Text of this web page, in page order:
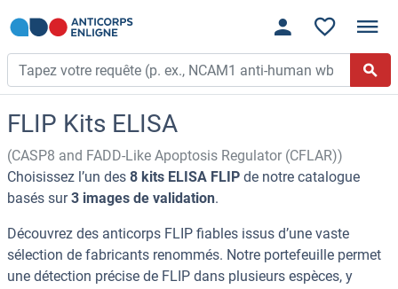
FLIP Kits ELISA
(CASP8 and FADD-Like Apoptosis Regulator (CFLAR))
Choisissez l’un des 8 kits ELISA FLIP de notre catalogue
basés sur3 images de validation.
Découvrez des anticorps FLIP fiables issus d’une vaste
sélection de fabricants renommés. Notre portefeuille permet
une détection précise de FLIP dans plusieurs espèces, y